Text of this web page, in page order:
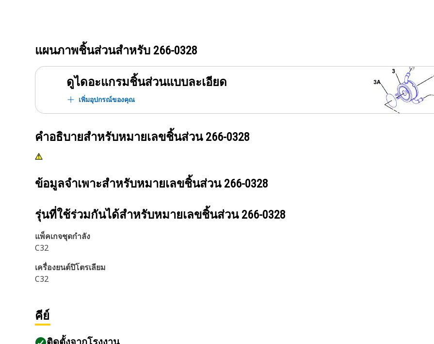
แผนภาพชิ้นส่วนสำหรับ 266-0328
ดูไดอะแกรมชิ้นส่วนแบบละเอียด
เพิ่มอุปกรณ์ของคุณ
คำอธิบายสำหรับหมายเลขชิ้นส่วน 266-0328
ข้อมูลจำเพาะสำหรับหมายเลขชิ้นส่วน 266-0328
รุ่นที่ใช้ร่วมกันได้สำหรับหมายเลขชิ้นส่วน 266-0328
แพ็คเกจชุดกำลัง
C32
เครื่องยนต์ปิโตรเลียม
C32
คีย์